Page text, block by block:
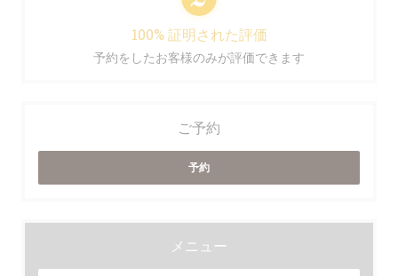
100% 証明された評価
予約をしたお客様のみが評価できます
ご予約
予約
メニュー